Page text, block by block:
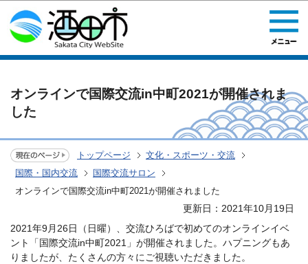
このページの本文へ移動
オンラインで国際交流in中町2021が開催されま
した
トップページ
文化・スポーツ・交流
国際・国内交流
国際交流サロン
オンラインで国際交流in中町2021が開催されました
更新日：2021年10月19日
2021年9月26日（日曜）、交流ひろばで初めてのオンラインイベ
ント「国際交流in中町2021」が開催されました。ハプニングもあ
りましたが、たくさんの方々にご視聴いただきました。